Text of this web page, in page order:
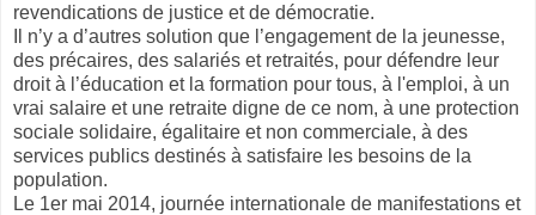
revendications de justice et de démocratie.
Il n’y a d’autres solution que l’engagement de la jeunesse,
des précaires, des salariés et retraités, pour défendre leur
droit à l’éducation et la formation pour tous, à l'emploi, à un
vrai salaire et une retraite digne de ce nom, à une protection
sociale solidaire, égalitaire et non commerciale, à des
services publics destinés à satisfaire les besoins de la
population.
Le 1er mai 2014, journée internationale de manifestations et